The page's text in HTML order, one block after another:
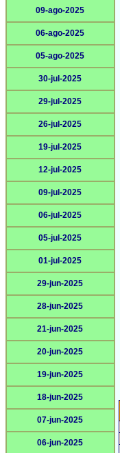
09-ago-2025
06-ago-2025
05-ago-2025
30-jul-2025
29-jul-2025
26-jul-2025
19-jul-2025
12-jul-2025
09-jul-2025
06-jul-2025
05-jul-2025
01-jul-2025
29-jun-2025
28-jun-2025
21-jun-2025
20-jun-2025
19-jun-2025
18-jun-2025
07-jun-2025
06-jun-2025